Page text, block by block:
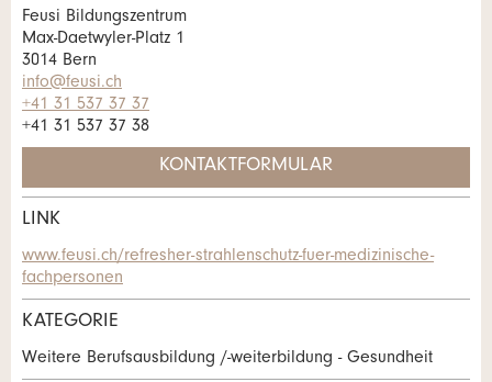
Nachricht
Zur Qualitätssicherung wird eine Kopie der E-Mail an
guidle übermittelt.
NACHRICHT SENDEN
* Eingabe erforderlich
ANZEIGE WEITEREMPFEHLEN
Schliessen
Adresszusatz:
Strasse und Nr. *:
PLZ / Ort *:
E-Mail *:
Telefon *:
Feusi Bildungszentrum
Max-Daetwyler-Platz 1
3014 Bern
info@feusi.ch
+41 31 537 37 37
+41 31 537 37 38
KONTAKTFORMULAR
Kontakt
Verfassen Sie eine Nachricht für die
Kontaktpersonen dieser Anzeige.
LINK
www.feusi.ch/refresher-strahlenschutz-fuer-medizinische-
fachpersonen
KATEGORIE
Weitere Berufsausbildung /-weiterbildung - Gesundheit